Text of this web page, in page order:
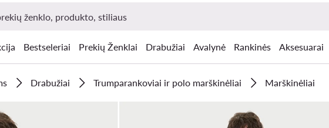
Bestseleriai Prekių Ženklai Drabužiai Avalynė Rankinės Aksesuarai
Drabužiai Trumparankoviai ir polo marškinėliai Marškinėliai